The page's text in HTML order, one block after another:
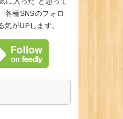
各種SNSのフォロ
がUPします。